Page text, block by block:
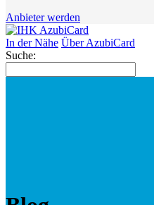
Anbieter werden
In der Nähe Über AzubiCard
Suche: